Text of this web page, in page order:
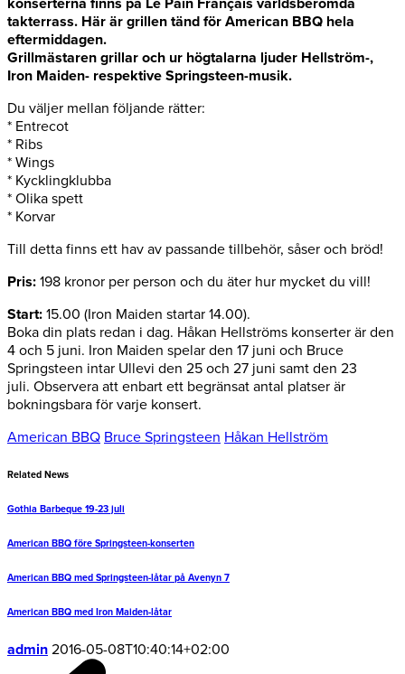
takterrass. Här är grillen tänd för American BBQ hela
eftermiddagen.
Grillmästaren grillar och ur högtalarna ljuder Hellström-,
Iron Maiden- respektive Springsteen-musik.
Du väljer mellan följande rätter:
* Entrecot
* Ribs
* Wings
* Kycklingklubba
* Olika spett
* Korvar
Till detta finns ett hav av passande tillbehör, såser och bröd!
Pris: 198 kronor per person och du äter hur mycket du vill!
Start: 15.00 (Iron Maiden startar 14.00).
Boka din plats redan i dag. Håkan Hellströms konserter är den
4 och 5 juni. Iron Maiden spelar den 17 juni och Bruce
Springsteen intar Ullevi den 25 och 27 juni samt den 23
juli. Observera att enbart ett begränsat antal platser är
bokningsbara för varje konsert.
American BBQ Bruce Springsteen Håkan Hellström
Related News
Gothia Barbeque 19-23 juli
American BBQ före Springsteen-konserten
American BBQ med Springsteen-låtar på Avenyn 7
American BBQ med Iron Maiden-låtar
admin 2016-05-08T10:40:14+02:00